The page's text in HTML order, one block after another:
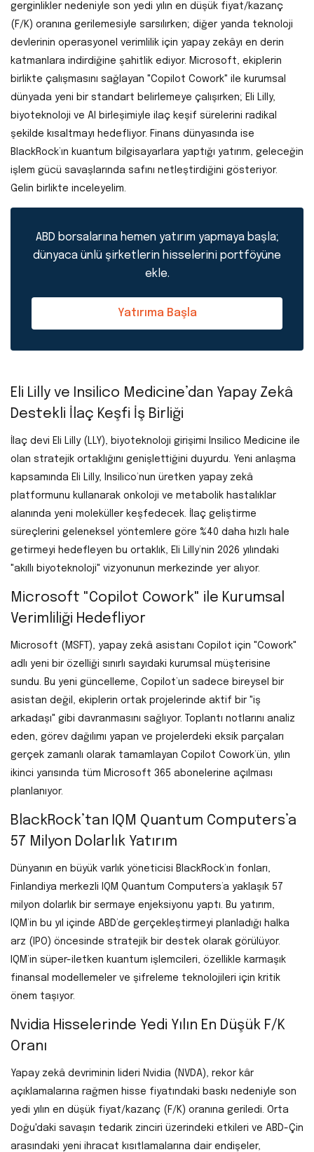
gerginlikler nedeniyle son yedi yılın en düşük fiyat/kazanç
(F/K) oranına gerilemesiyle sarsılırken; diğer yanda teknoloji
devlerinin operasyonel verimlilik için yapay zekâyı en derin
katmanlara indirdiğine şahitlik ediyor. Microsoft, ekiplerin
birlikte çalışmasını sağlayan "Copilot Cowork" ile kurumsal
dünyada yeni bir standart belirlemeye çalışırken; Eli Lilly,
biyoteknoloji ve AI birleşimiyle ilaç keşif sürelerini radikal
şekilde kısaltmayı hedefliyor. Finans dünyasında ise
BlackRock’ın kuantum bilgisayarlara yaptığı yatırım, geleceğin
işlem gücü savaşlarında safını netleştirdiğini gösteriyor.
Gelin birlikte inceleyelim.
ABD borsalarına hemen yatırım yapmaya başla;
dünyaca ünlü şirketlerin hisselerini portföyüne
ekle.
Yatırıma Başla
Eli Lilly ve Insilico Medicine’dan Yapay Zekâ
Destekli İlaç Keşfi İş Birliği
İlaç devi Eli Lilly (LLY), biyoteknoloji girişimi Insilico Medicine ile
olan stratejik ortaklığını genişlettiğini duyurdu. Yeni anlaşma
kapsamında Eli Lilly, Insilico’nun üretken yapay zekâ
platformunu kullanarak onkoloji ve metabolik hastalıklar
alanında yeni moleküller keşfedecek. İlaç geliştirme
süreçlerini geleneksel yöntemlere göre %40 daha hızlı hale
getirmeyi hedefleyen bu ortaklık, Eli Lilly’nin 2026 yılındaki
"akıllı biyoteknoloji" vizyonunun merkezinde yer alıyor.
Microsoft "Copilot Cowork" ile Kurumsal
Verimliliği Hedefliyor
Microsoft (MSFT), yapay zekâ asistanı Copilot için "Cowork"
adlı yeni bir özelliği sınırlı sayıdaki kurumsal müşterisine
sundu. Bu yeni güncelleme, Copilot’un sadece bireysel bir
asistan değil, ekiplerin ortak projelerinde aktif bir "iş
arkadaşı" gibi davranmasını sağlıyor. Toplantı notlarını analiz
eden, görev dağılımı yapan ve projelerdeki eksik parçaları
gerçek zamanlı olarak tamamlayan Copilot Cowork’ün, yılın
ikinci yarısında tüm Microsoft 365 abonelerine açılması
planlanıyor.
BlackRock’tan IQM Quantum Computers’a
57 Milyon Dolarlık Yatırım
Dünyanın en büyük varlık yöneticisi BlackRock’ın fonları,
Finlandiya merkezli IQM Quantum Computers’a yaklaşık 57
milyon dolarlık bir sermaye enjeksiyonu yaptı. Bu yatırım,
IQM’in bu yıl içinde ABD’de gerçekleştirmeyi planladığı halka
arz (IPO) öncesinde stratejik bir destek olarak görülüyor.
IQM’in süper-iletken kuantum işlemcileri, özellikle karmaşık
finansal modellemeler ve şifreleme teknolojileri için kritik
önem taşıyor.
Nvidia Hisselerinde Yedi Yılın En Düşük F/K
Oranı
Yapay zekâ devriminin lideri Nvidia (NVDA), rekor kâr
açıklamalarına rağmen hisse fiyatındaki baskı nedeniyle son
yedi yılın en düşük fiyat/kazanç (F/K) oranına geriledi. Orta
Doğu'daki savaşın tedarik zinciri üzerindeki etkileri ve ABD-Çin
arasındaki yeni ihracat kısıtlamalarına dair endişeler,